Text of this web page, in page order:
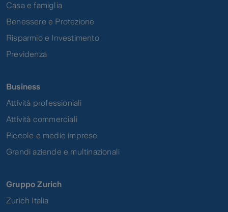
Casa e famiglia
Benessere e Protezione
Risparmio e Investimento
Previdenza
Business
Attività professioniali
Attività commerciali
Piccole e medie imprese
Grandi aziende e multinazionali
Gruppo Zurich
Zurich Italia